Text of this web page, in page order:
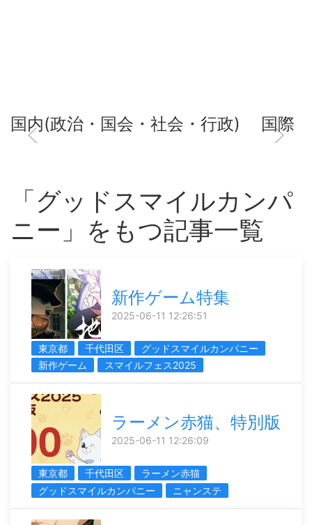
国内(政治・国会・社会・行政) 国際
「グッドスマイルカンパ
ニー」をもつ記事一覧
新作ゲーム特集
2025-06-11 12:26:51
東京都 千代田区
グッドスマイルカンパニー
新作ゲーム
スマイルフェス2025
ラーメン赤猫、特別版
2025-06-11 12:26:09
東京都 千代田区
ラーメン赤猫
グッドスマイルカンパニー
ニャンステ